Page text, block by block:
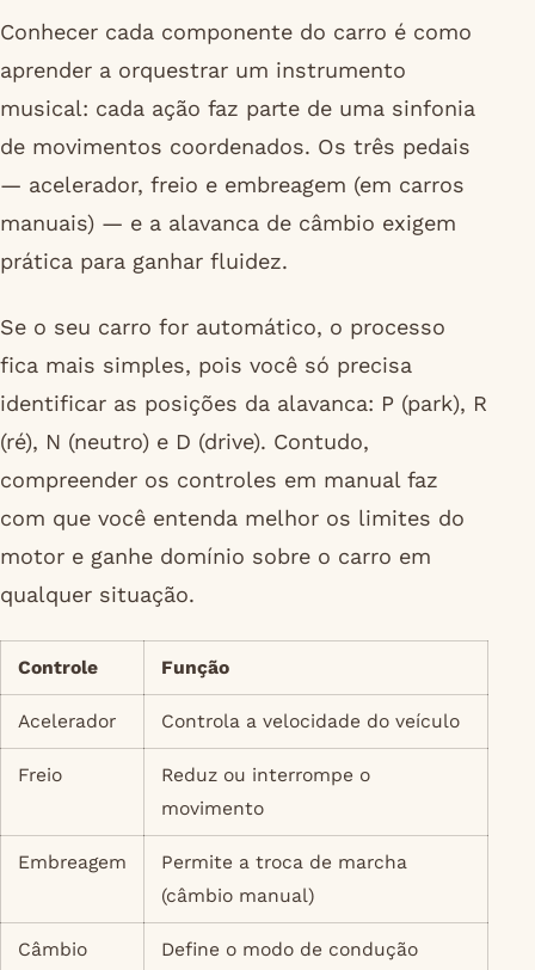
Conhecer cada componente do carro é como
aprender a orquestrar um instrumento
musical: cada ação faz parte de uma sinfonia
de movimentos coordenados. Os três pedais
— acelerador, freio e embreagem (em carros
manuais) — e a alavanca de câmbio exigem
prática para ganhar fluidez.
Se o seu carro for automático, o processo
fica mais simples, pois você só precisa
identificar as posições da alavanca: P (park), R
(ré), N (neutro) e D (drive). Contudo,
compreender os controles em manual faz
com que você entenda melhor os limites do
motor e ganhe domínio sobre o carro em
qualquer situação.
Controle Função
Acelerador Controla a velocidade do veículo
Freio
Reduz ou interrompe o
movimento
Embreagem
Permite a troca de marcha
(câmbio manual)
Câmbio
Define o modo de condução